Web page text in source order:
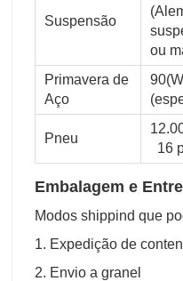
Suspensão
ou
Primavera de
Aço
Pneu
16
Embalagem e
Modos shippind que
1. Expedição de
2. Envio a granel